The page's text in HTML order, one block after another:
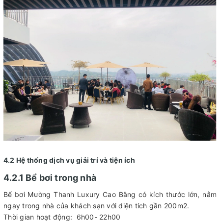
4.2 Hệ thống dịch vụ giải trí và tiện ích
4.2.1 Bể bơi trong nhà
Bể bơi Mường Thanh Luxury Cao Bằng có kích thước lớn, nằm
ngay trong nhà của khách sạn với diện tích gần 200m2.
Thời gian hoạt động: 6h00- 22h00